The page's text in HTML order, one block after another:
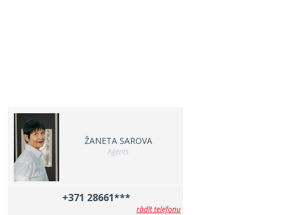
ŽANETA SAROVA
Aģents
+371 28661***
rādīt telefonu